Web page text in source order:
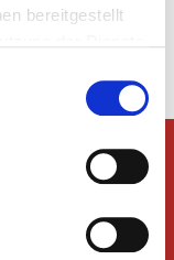
bereitgestellt